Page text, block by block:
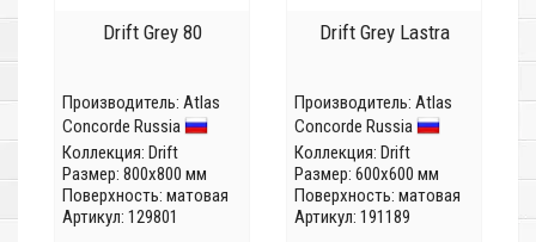
Drift Grey 80
Производитель: Atlas
Concorde Russia
Коллекция: Drift
Размер: 800x800 мм
Поверхность: матовая
Артикул: 129801
Drift Grey Lastra
Производитель: Atlas
Concorde Russia
Коллекция: Drift
Размер: 600x600 мм
Поверхность: матовая
Артикул: 191189